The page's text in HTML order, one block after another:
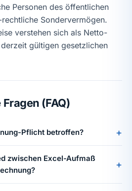
Personen des öffentlichen
Sondervermögen.
verstehen sich als Netto-
gültigen gesetzlichen
(FAQ)
Pflicht betroffen?
zwischen Excel-Aufmaß